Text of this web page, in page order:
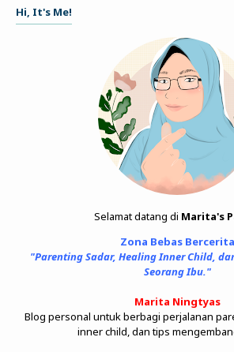
Hi, It's Me!
Selamat datang di Marita's
Zona Bebas Bercerita
"Parenting Sadar, Healing Inner Child,
Seorang Ibu."
Marita Ningtyas
Blog personal untuk berbagi perjalanan
inner child, dan tips